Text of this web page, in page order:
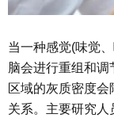
当一种感觉(味觉
脑会进行重组和
区域的灰质密度
关系。主要研究人